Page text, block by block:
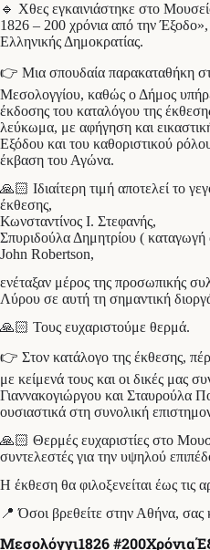
🔹 Χθες εγκαινιάστηκε στο
1826 – 200 χρόνια από την
Ελληνικής Δημοκρατίας.
👉 Μια σπουδαία παρακαταθήκη
Μεσολογγίου, καθώς ο Δήμος
έκδοσης του καταλόγου της
λεύκωμα, με αφήγηση και
Εξόδου και του καθοριστικού
έκβαση του Αγώνα.
🙏🏻 Ιδιαίτερη τιμή αποτελεί το
έκθεσης,
Κωνσταντίνος Ι. Στεφανής,
Σπυριδούλα Δημητρίου (
John Robertson,
ενέταξαν μέρος της προσωπικής
Λύρου σε αυτή τη σημαντική
🙏🏻 Τους ευχαριστούμε θερμά.
👉 Στον κατάλογο της έκθεσης,
με κείμενά τους και οι δικές μας
Γιαννακογιώργου και Σταυρούλα
ουσιαστικά στη συνολική
🙏🏻 Θερμές ευχαριστίες στο
συντελεστές για την υψηλού
Η έκθεση θα φιλοξενείται έως τις
📍 Όσοι βρεθείτε στην Αθήνα, σας
Μεσολόγγι1826